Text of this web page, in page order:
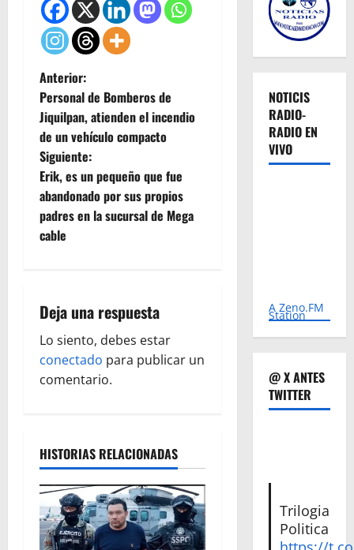
N
a
v
e
g
a
i
ó
n
e
e
n
Anterior:
Personal de Bomberos de
Jiquilpan, atienden el incendio
de un vehículo compacto
Siguiente:
Erik, es un pequeño que fue
abandonado por sus propios
padres en la sucursal de Mega
cable
Deja una respuesta
Lo siento, debes estar
conectado para publicar un
comentario.
HISTORIAS RELACIONADAS
NOTICIS
RADIO-
RADIO EN
VIVO
A Zeno.FM
Station
@ X ANTES
TWITTER
Trilogia
Politica